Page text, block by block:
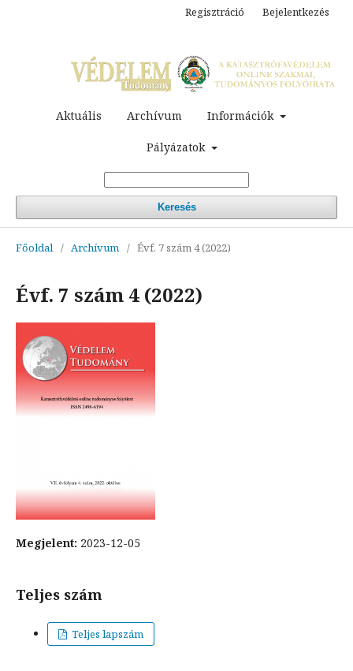
Aktuális Archívum Információk
Pályázatok
Keresés
Regisztráció Bejelentkezés
Főoldal / Archívum / Évf. 7 szám 4 (2022)
Évf. 7 szám 4 (2022)
Megjelent: 2023-12-05
Teljes szám
Teljes lapszám